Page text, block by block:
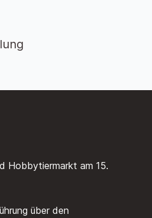
Hobbytiermarkt am 15.
über den